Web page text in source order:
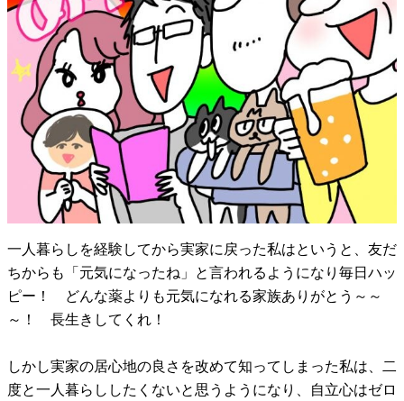
一人暮らしを経験してから実家に戻った私はというと、友だ
ちからも「元気になったね」と言われるようになり毎日ハッ
ピー！ どんな薬よりも元気になれる家族ありがとう～～
～！ 長生きしてくれ！
しかし実家の居心地の良さを改めて知ってしまった私は、二
度と一人暮らししたくないと思うようになり、自立心はゼロ